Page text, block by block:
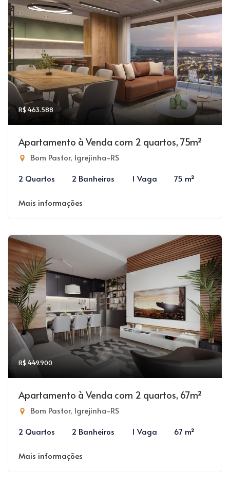
R$ 463.588
Apartamento à Venda com 2 quartos, 75m²
Bom Pastor, Igrejinha-RS
2 Quartos
2 Banheiros 1 Vaga 75 m²
Mais informações
R$ 449.900
Apartamento à Venda com 2 quartos, 67m²
Bom Pastor, Igrejinha-RS
2 Quartos
2 Banheiros 1 Vaga 67 m²
Mais informações